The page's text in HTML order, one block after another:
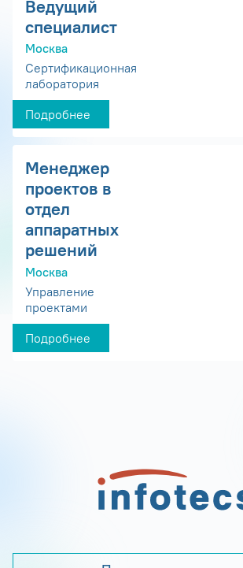
Ведущий
специалист
Москва
Сертификационная
лаборатория
Подробнее
Менеджер
проектов в
отдел
аппаратных
решений
Москва
Управление
проектами
Подробнее